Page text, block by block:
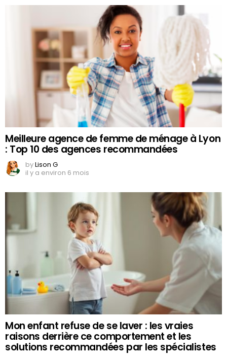
Meilleure agence de femme de ménage à Lyon
: Top 10 des agences recommandées
byLison G
il y a environ 6 mois
Mon enfant refuse de se laver : les vraies
raisons derrière ce comportement et les
solutions recommandées par les spécialistes